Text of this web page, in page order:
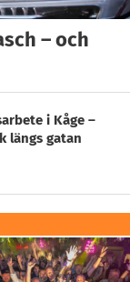
– och
i Kåge –
längs gatan